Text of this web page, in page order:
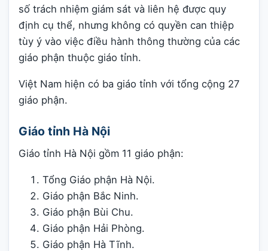
số trách nhiệm giám sát và liên hệ được quy
định cụ thể, nhưng không có quyền can thiệp
tùy ý vào việc điều hành thông thường của các
giáo phận thuộc giáo tỉnh.
Việt Nam hiện có ba giáo tỉnh với tổng cộng 27
giáo phận.
Giáo tỉnh Hà Nội
Giáo tỉnh Hà Nội gồm 11 giáo phận:
Tổng Giáo phận Hà Nội.
Giáo phận Bắc Ninh.
Giáo phận Bùi Chu.
Giáo phận Hải Phòng.
Giáo phận Hà Tĩnh.